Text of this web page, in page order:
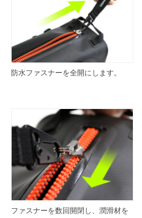
防水ファスナーを全開にします。
ファスナーを数回開閉し、潤滑材を